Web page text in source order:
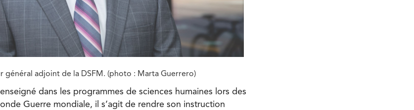
général adjoint de la DSFM. (photo : Marta Guerrero)
dans les programmes de sciences humaines lors des
Guerre mondiale, il s’agit de rendre son instruction